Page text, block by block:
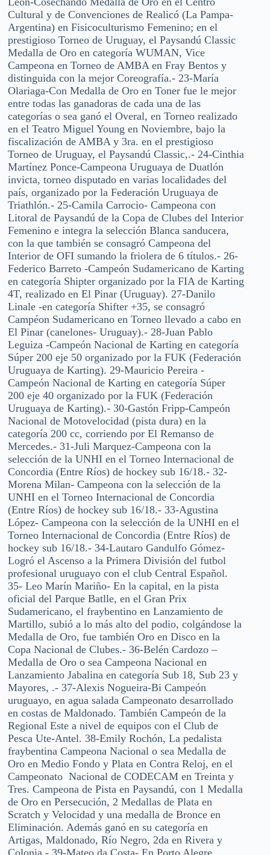
Cultural y de Convenciones de Realicó (La Pampa-
Argentina) en Fisicoculturismo Femenino; en el
prestigioso Torneo de Uruguay, el Paysandú Classic
Medalla de Oro en categoría WUMAN, Vice
Campeona en Torneo de AMBA en Fray Bentos y
distinguida con la mejor Coreografía.- 23-María
Olariaga-Con Medalla de Oro en Toner fue le mejor
entre todas las ganadoras de cada una de las
categorías o sea ganó el Overal, en Torneo realizado
en el Teatro Miguel Young en Noviembre, bajo la
fiscalización de AMBA y 3ra. en el prestigioso
Torneo de Uruguay, el Paysandú Classic,.- 24-Cinthia
Martínez Ponce-Campeona Uruguaya de Duatlón
invicta, torneo disputado en varias localidades del
país, organizado por la Federación Uruguaya de
Triathlón.- 25-Camila Carrocio- Campeona con
Litoral de Paysandú de la Copa de Clubes del Interior
Femenino e integra la selección Blanca sanducera,
con la que también se consagró Campeona del
Interior de OFI sumando la friolera de 6 títulos.- 26-
Federico Barreto -Campeón Sudamericano de Karting
en categoría Shipter organizado por la FIA de Karting
4T, realizado en El Pinar (Uruguay). 27-Danilo
Linale -en categoría Shifter +35, se consagró
Campéon Sudamericano en Torneo llevado a cabo en
El Pinar (canelones- Uruguay).- 28-Juan Pablo
Leguiza -Campeón Nacional de Karting en categoría
Súper 200 eje 50 organizado por la FUK (Federación
Uruguaya de Karting). 29-Mauricio Pereira -
Campeón Nacional de Karting en categoría Súper
200 eje 40 organizado por la FUK (Federación
Uruguaya de Karting).- 30-Gastón Fripp-Campeón
Nacional de Motovelocidad (pista dura) en la
categoría 200 cc, corriendo por El Remanso de
Mercedes.- 31-Juli Marquez-Campeona con la
selección de la UNHI en el Torneo Internacional de
Concordia (Entre Ríos) de hockey sub 16/18.- 32-
Morena Milan- Campeona con la selección de la
UNHI en el Torneo Internacional de Concordia
(Entre Ríos) de hockey sub 16/18.- 33-Agustina
López- Campeona con la selección de la UNHI en el
Torneo Internacional de Concordia (Entre Ríos) de
hockey sub 16/18.- 34-Lautaro Gandulfo Gómez-
Logró el Ascenso a la Primera División del futbol
profesional uruguayo con el club Central Español.
35- Leo Marín Mariño- En la capital, en la pista
oficial del Parque Batlle, en el Gran Prix
Sudamericano, el fraybentino en Lanzamiento de
Martillo, subió a lo más alto del podio, colgándose la
Medalla de Oro, fue también Oro en Disco en la
Copa Nacional de Clubes.- 36-Belén Cardozo –
Medalla de Oro o sea Campeona Nacional en
Lanzamiento Jabalina en categoría Sub 18, Sub 23 y
Mayores, .- 37-Alexis Nogueira-Bi Campeón
uruguayo, en agua salada Campeonato desarrollado
en costas de Maldonado. También Campeón de la
Regional Este a nivel de equipos con el Club de
Pesca Ute-Antel. 38-Emily Rochón, La pedalista
fraybentina Campeona Nacional o sea Medalla de
Oro en Medio Fondo y Plata en Contra Reloj, en el
Campeonato Nacional de CODECAM en Treinta y
Tres. Campeona de Pista en Paysandú, con 1 Medalla
de Oro en Persecución, 2 Medallas de Plata en
Scratch y Velocidad y una medalla de Bronce en
Eliminación. Además ganó en su categoría en
Artigas, Maldonado, Río Negro, 2da en Rivera y